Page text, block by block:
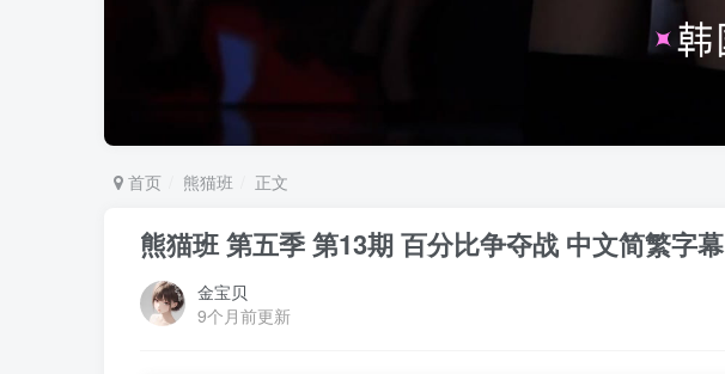
首页 熊猫班 正文
熊猫班 第五季 第13期 百分比争夺战 中文简繁字幕
金宝贝
9个月前更新